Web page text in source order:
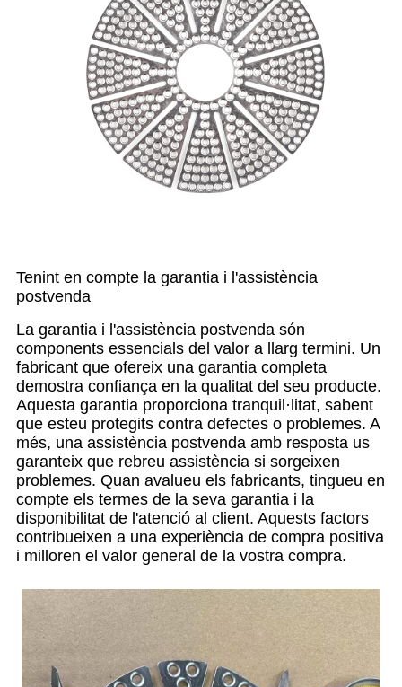
Tenint en compte la garantia i l'assistència
postvenda
La garantia i l'assistència postvenda són
components essencials del valor a llarg termini. Un
fabricant que ofereix una garantia completa
demostra confiança en la qualitat del seu producte.
Aquesta garantia proporciona tranquil·litat, sabent
que esteu protegits contra defectes o problemes. A
més, una assistència postvenda amb resposta us
garanteix que rebreu assistència si sorgeixen
problemes. Quan avalueu els fabricants, tingueu en
compte els termes de la seva garantia i la
disponibilitat de l'atenció al client. Aquests factors
contribueixen a una experiència de compra positiva
i milloren el valor general de la vostra compra.